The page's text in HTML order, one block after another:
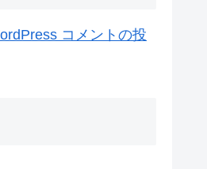
コメントの投